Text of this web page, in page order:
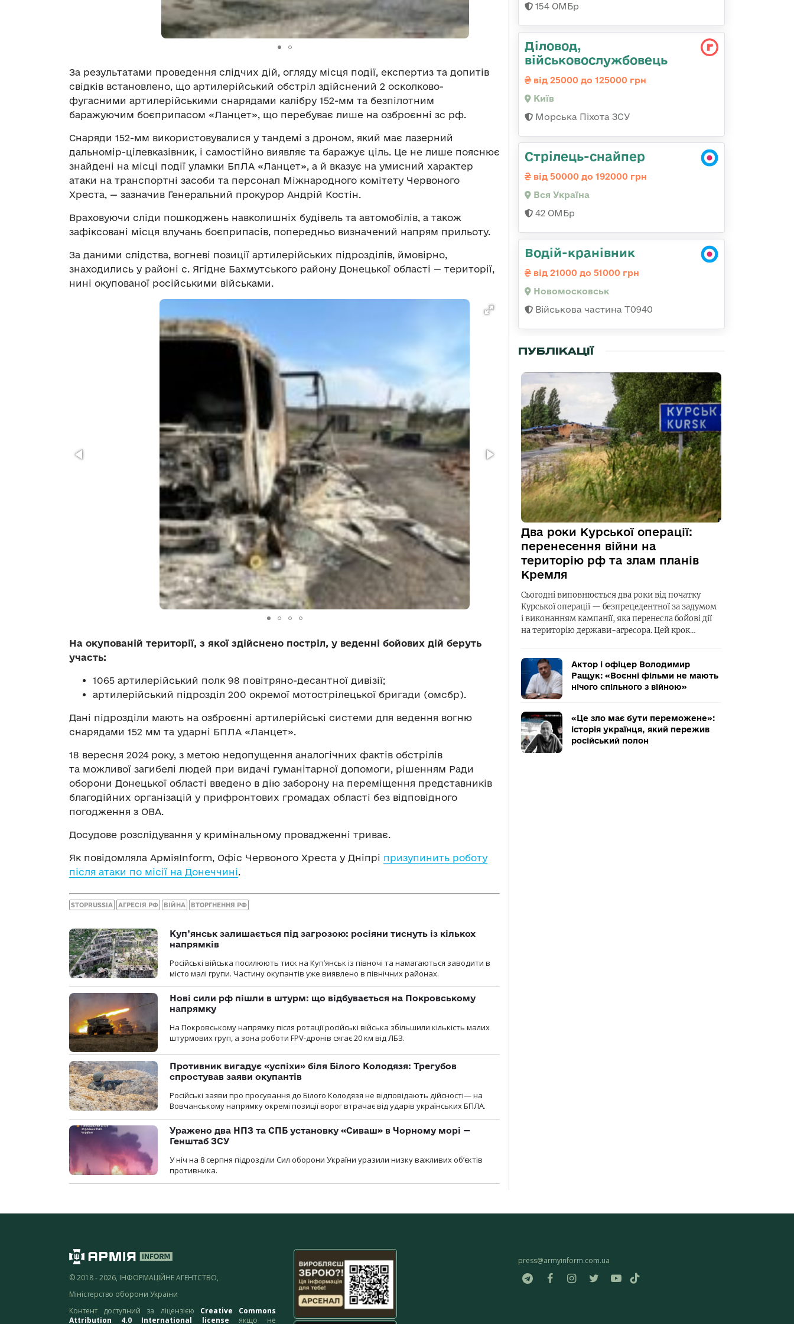
За результатами проведення слідчих дій, огляду місця події, експертиз та допитів
свідків встановлено, що артилерійський обстріл здійснений 2 осколково-
фугасними артилерійськими снарядами калібру 152-мм та безпілотним
баражуючим боєприпасом «Ланцет», що перебуває лише на озброєнні зс рф.
Снаряди 152-мм використовувалися у тандемі з дроном, який має лазерний
дальномір-цілевказівник, і самостійно виявляє та баражує ціль. Це не лише пояснює
знайдені на місці події уламки БпЛА «Ланцет», а й вказує на умисний характер
атаки на транспортні засоби та персонал Міжнародного комітету Червоного
Хреста, — зазначив Генеральний прокурор Андрій Костін.
Враховуючи сліди пошкоджень навколишніх будівель та автомобілів, а також
зафіксовані місця влучань боєприпасів, попередньо визначений напрям прильоту.
За даними слідства, вогневі позиції артилерійських підрозділів, ймовірно,
знаходились у районі с. Ягідне Бахмутського району Донецької області — території,
нині окупованої російськими військами.
На окупованій території, з якої здійснено постріл, у веденні бойових дій беруть
участь:
1065 артилерійський полк 98 повітряно-десантної дивізії;
артилерійський підрозділ 200 окремої мотострілецької бригади (омсбр).
Дані підрозділи мають на озброєнні артилерійські системи для ведення вогню
снарядами 152 мм та ударні БПЛА «Ланцет».
18 вересня 2024 року, з метою недопущення аналогічних фактів обстрілів
та можливої загибелі людей при видачі гуманітарної допомоги, рішенням Ради
оборони Донецької області введено в дію заборону на переміщення представників
благодійних організацій у прифронтових громадах області без відповідного
погодження з ОВА.
Досудове розслідування у кримінальному провадженні триває.
Як повідомляла АрміяInform, Офіс Червоного Хреста у Дніпрі призупинить роботу
після атаки по місії на Донеччині.
STOPRUSSIA АГРЕСІЯ РФ ВІЙНА ВТОРГНЕННЯ РФ
Куп’янськ залишається під загрозою: росіяни тиснуть із кількох
напрямків
Російські війська посилюють тиск на Куп’янськ із півночі та намагаються заводити в
місто малі групи. Частину окупантів уже виявлено в північних районах.
Нові сили рф пішли в штурм: що відбувається на Покровському
напрямку
На Покровському напрямку після ротації російські війська збільшили кількість малих
штурмових груп, а зона роботи FPV-дронів сягає 20 км від ЛБЗ.
Противник вигадує «успіхи» біля Білого Колодязя: Трегубов
спростував заяви окупантів
Російські заяви про просування до Білого Колодязя не відповідають дійсності— на
Вовчанському напрямку окремі позиції ворог втрачає від ударів українських БПЛА.
Уражено два НПЗ та СПБ установку «Сиваш» в Чорному морі —
Генштаб ЗСУ
У ніч на 8 серпня підрозділи Сил оборони України уразили низку важливих об’єктів
противника.
154 ОМБр
Діловод,
військовослужбовець
від 25000 до 125000 грн
Київ
Морська Піхота ЗСУ
Стрілець-снайпер
від 50000 до 192000 грн
Вся Україна
42 ОМБр
Водій-кранівник
від 21000 до 51000 грн
Новомосковськ
Військова частина Т0940
ПУБЛІКАЦІЇ
Два роки Курської операції:
перенесення війни на
територію рф та злам планів
Кремля
Сьогодні виповнюється два роки від початку
Курської операції — безпрецедентної за задумом
і виконанням кампанії, яка перенесла бойові дії
на територію держави-агресора. Цей крок…
Актор і офіцер Володимир
Ращук: «Воєнні фільми не мають
нічого спільного з війною»
«Це зло має бути переможене»:
історія українця, який пережив
російський полон
© 2018 - 2026, ІНФОРМАЦІЙНЕ АГЕНТСТВО,
Міністерство оборони України
Контент доступний за ліцензією Creative Commons
Attribution 4.0 International license якщо не
press@armyinform.com.ua